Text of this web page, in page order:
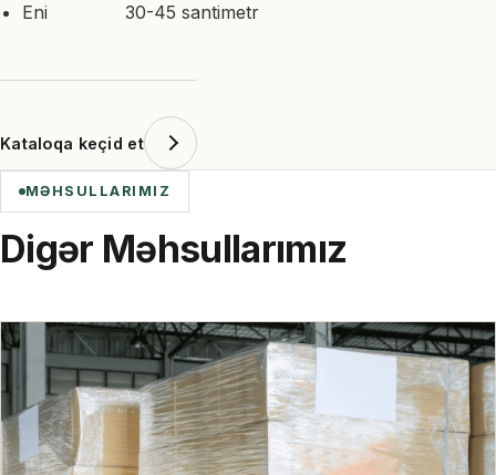
Eni 30-45 santimetr
Kataloqa keçid et
MƏHSULLARIMIZ
Digər Məhsullarımız